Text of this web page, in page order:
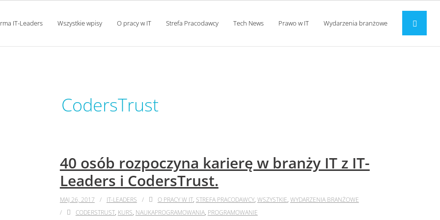
IT-Leaders Wszystkie wpisy O pracy w IT Strefa Pracodawcy Tech News Prawo w IT Wydarzenia branżowe
CodersTrust
40 osób rozpoczyna karierę w branży IT z IT-
Leaders i CodersTrust.
MAJ 26, 2017 IT-LEADERS O PRACY W IT, STREFA PRACODAWCY, WSZYSTKIE, WYDARZENIA BRANŻOWE
CODERSTRUST, KURS, NAUKAPROGRAMOWANIA, PROGRAMOWANIE